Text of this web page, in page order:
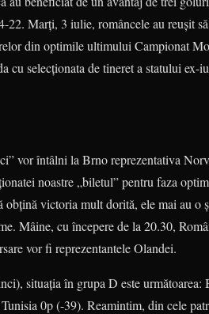
Marţi, 3 iulie, româncele au reuşit
din optimile ultimului Campionat
selecţionata de tineret a statului ex-
vor întâlni la Brno reprezentativa
noastre „biletul” pentru faza
victoria mult dorită, ele mai au o
Mâine, cu începere de la 20.30,
vor fi reprezentantele Olandei.
situaţia în grupa D este
0p (-39). Rea­mintim, din cele